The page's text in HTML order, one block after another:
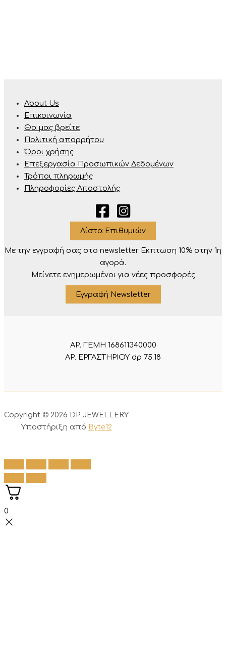
About Us
Επικοινωνία
Θα μας βρείτε
Πολιτική απορρήτου
Όροι χρήσης
Επεξεργασία Προσωπικών Δεδομένων
Τρόποι πληρωμής
Πληροφορίες Αποστολής
Λίστα Επιθυμιών
Με την εγγραφή σας στο newsletter Eκπτωση 10% στην 1η
αγορά.
Μείνετε ενημερωμένοι για νέες προσφορές
Εγγραφή Newsletter
ΑΡ. ΓΕΜΗ 168611340000
ΑΡ. ΕΡΓΑΣΤΗΡΙΟΥ dp 75.18
Copyright © 2026 DP JEWELLERY
Υποστήριξη από Byte12
0